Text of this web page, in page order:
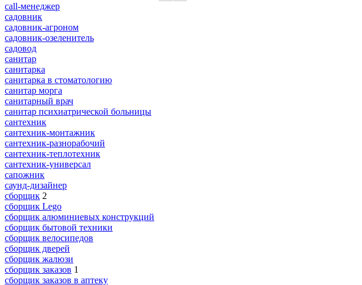
сall-менеджер
садовник
садовник-агроном
садовник-озеленитель
садовод
санитар
санитарка
санитарка в стоматологию
санитар морга
санитарный врач
санитар психиатрической больницы
сантехник
сантехник-монтажник
сантехник-разнорабочий
сантехник-теплотехник
сантехник-универсал
сапожник
саунд-дизайнер
сборщик 2
сборщик Lego
сборщик алюминиевых конструкций
сборщик бытовой техники
сборщик велосипедов
сборщик дверей
сборщик жалюзи
сборщик заказов 1
сборщик заказов в аптеку